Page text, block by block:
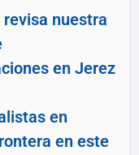
nuestra
en Jerez
en
en este